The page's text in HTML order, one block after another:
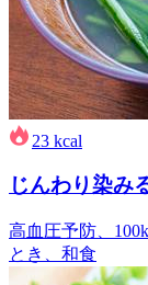
23 kcal
じんわり染み
高血圧予防、
とき、和食